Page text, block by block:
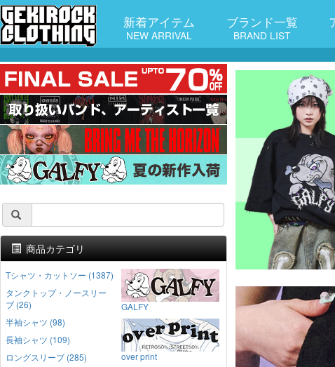
新着アイテム
NEW ARRIVAL
ブランド一覧
BRAND LIST
商品カテゴリ
Tシャツ・カットソー (1387)
タンクトップ・ノースリー
ブ (26)
半袖シャツ (98)
長袖シャツ (109)
ロングスリーブ (285)
GALFY
over print